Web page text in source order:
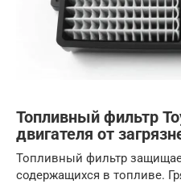
Топливный фильтр
двигателя от
Топливный фильтр
содержащихся в топливе.